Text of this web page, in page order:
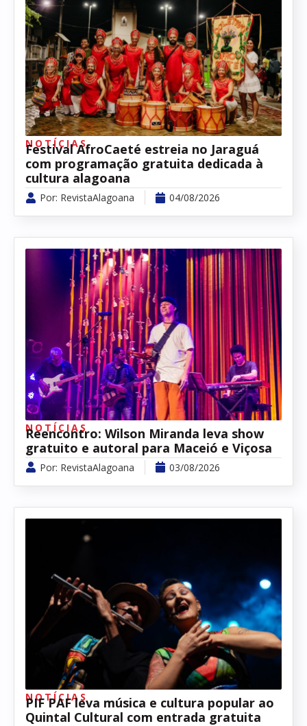
NOTÍCIAS
Festival AfroCaeté estreia no Jaraguá
com programação gratuita dedicada à
cultura alagoana
Por: RevistaAlagoana 04/08/2026
NOTÍCIAS
Reencontro: Wilson Miranda leva show
gratuito e autoral para Maceió e Viçosa
Por: RevistaAlagoana 03/08/2026
NOTÍCIAS
PIF PAF leva música e cultura popular ao
Quintal Cultural com entrada gratuita